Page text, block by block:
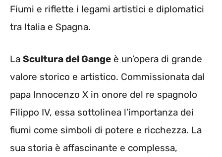
Fiumi e riflette i legami artistici e diplomatici
tra Italia e Spagna.
La Scultura del Gange è un’opera di grande
valore storico e artistico. Commissionata dal
papa Innocenzo X in onore del re spagnolo
Filippo IV, essa sottolinea l’importanza dei
fiumi come simboli di potere e ricchezza. La
sua storia è affascinante e complessa,